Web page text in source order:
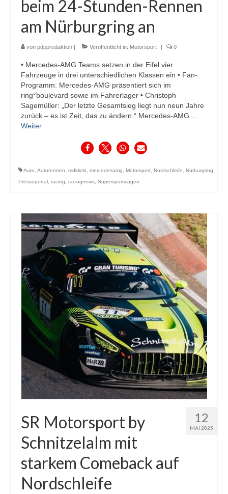
beim 24-Stunden-Rennen
am Nürburgring an
von pdppredaktion Veröffentlicht in: Motorsport 0
• Mercedes-AMG Teams setzen in der Eifel vier
Fahrzeuge in drei unterschiedlichen Klassen ein • Fan-
Programm: Mercedes-AMG präsentiert sich im
ring°boulevard sowie im Fahrerlager • Christoph
Sagemüller: „Der letzte Gesamtsieg liegt nun neun Jahre
zurück – es ist Zeit, das zu ändern.“ Mercedes-AMG …
Weiter
Auto, Autorennen, mdklickt, mercedesamg, Motorsport, Nordschleife, Nürburgring,
Presseportal , racing, racingnews, Supersportwagen
12
MAI 2025
SR Motorsport by
Schnitzelalm mit
starkem Comeback auf
Nordschleife